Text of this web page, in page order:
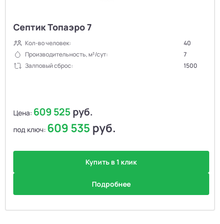
Септик Топаэро 7
Кол-во человек:
40
Производительность, м³/сут:
7
Залповый сброс:
1500
Цена: 609 525 руб.
под ключ: 609 535руб.
Купить в 1 клик
Подробнее